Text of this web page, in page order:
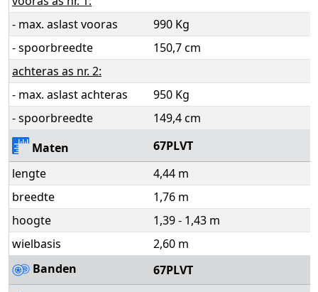
- max. aslast vooras
990 Kg
- spoorbreedte
150,7 cm
achteras as nr. 2:
- max. aslast achteras
950 Kg
- spoorbreedte
149,4 cm
Maten
67PLVT
lengte
4,44 m
breedte
1,76 m
hoogte
1,39 - 1,43 m
wielbasis
2,60 m
Banden
67PLVT